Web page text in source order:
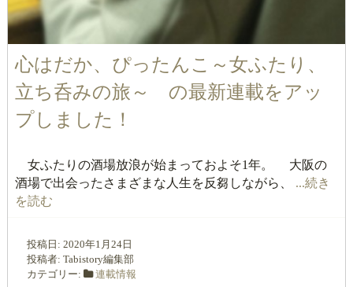
心はだか、ぴったんこ～女ふたり、
立ち呑みの旅～ の最新連載をアッ
プしました！
女ふたりの酒場放浪が始まっておよそ1年。 大阪の
酒場で出会ったさまざまな人生を反芻しながら、 ...続き
を読む
投稿日: 2020年1月24日
投稿者: Tabistory編集部
カテゴリー:
連載情報